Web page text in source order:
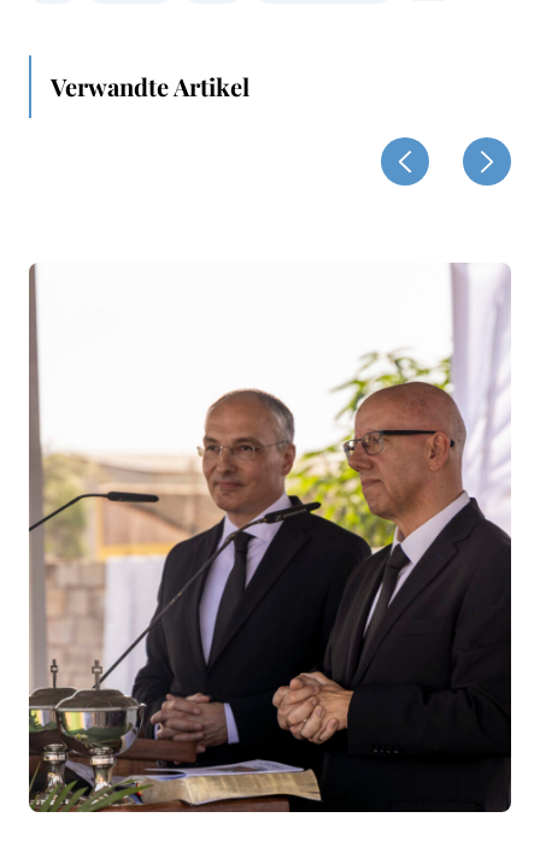
Verwandte Artikel